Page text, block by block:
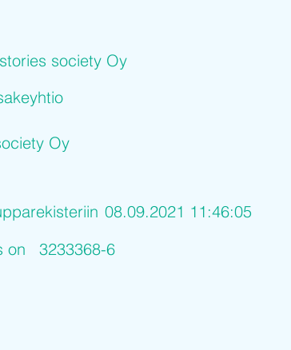
society Oy
Oy
08.09.2021 11:46:05
on
3233368-6